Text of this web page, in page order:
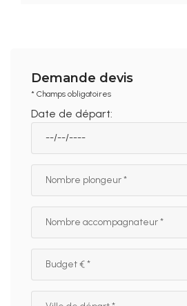
Demande devis
* Champs obligatoires
Date de départ: